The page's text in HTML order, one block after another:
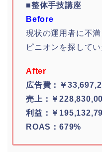
■整体手技講座
Before
現状の運用者に不
ピニオンを探してい
After
広告費：￥
売上：￥
利益：￥
ROAS：679%